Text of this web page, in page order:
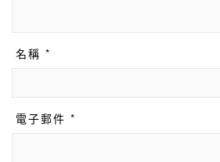
名稱 *
電子郵件 *